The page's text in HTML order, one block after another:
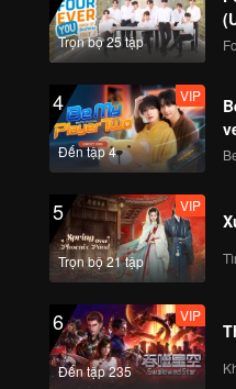
Trọn bộ 25 tập
4
Đến tập 4
VIP
5
Trọn bộ 21 tập
VIP
6
Đến tập 235
VIP